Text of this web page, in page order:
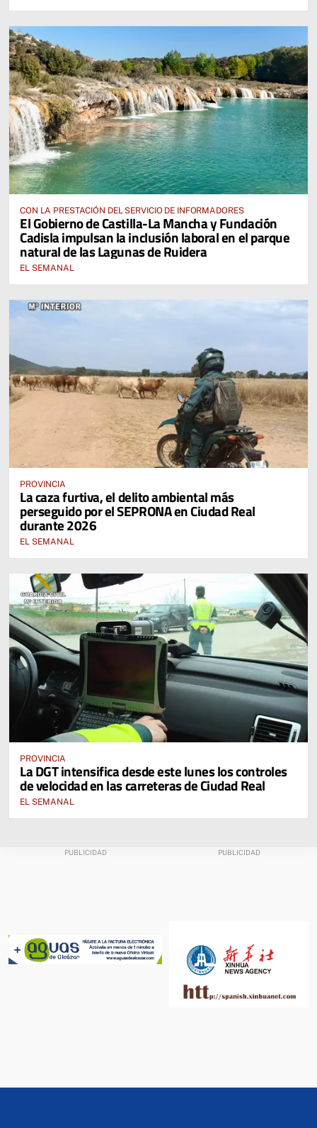
CON LA PRESTACIÓN DEL SERVICIO DE INFORMADORES
El Gobierno de Castilla-La Mancha y Fundación
Cadisla impulsan la inclusión laboral en el parque
natural de las Lagunas de Ruidera
EL SEMANAL
PROVINCIA
La caza furtiva, el delito ambiental más
perseguido por el SEPRONA en Ciudad Real
durante 2026
EL SEMANAL
PROVINCIA
La DGT intensifica desde este lunes los controles
de velocidad en las carreteras de Ciudad Real
EL SEMANAL